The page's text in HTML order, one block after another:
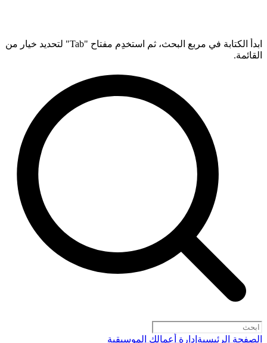
ابدأ الكتابة في مربع البحث، ثم استخدِم مفتاح "Tab" لتحديد خيار من
القائمة.
الصفحة الرئيسية إدارة أعمالك الموسيقية